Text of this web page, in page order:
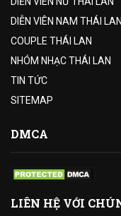
DIỄN VIÊN NAM THÁI LAN
COUPLE THÁI LAN
NHÓM NHẠC THÁI LAN
TIN TỨC
SITEMAP
DMCA
LIÊN HỆ VỚI